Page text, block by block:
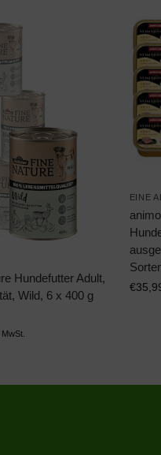
Hundefutter Adult,
Wild, 6 x 400 g
EINE
€